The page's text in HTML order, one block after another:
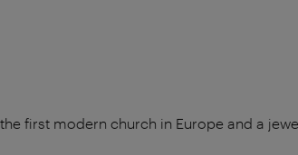
first modern church in Europe and a